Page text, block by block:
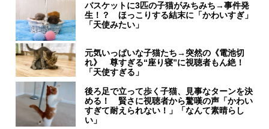
バスケットに3匹の子猫がみちみち→事件発
生！？ ほっこりする結末に「かわいすぎ」
「天使みたい」
元気いっぱいな子猫たち→突然の《電池切
れ》 尊すぎる“座り寝”に視聴者もん絶！
「天使すぎる」
後ろ足で立って歩く子猫、見事なターンを決
める！ 賢さに視聴者から驚嘆の声「かわい
すぎて耐えられない！」「なんて素晴らし
い」